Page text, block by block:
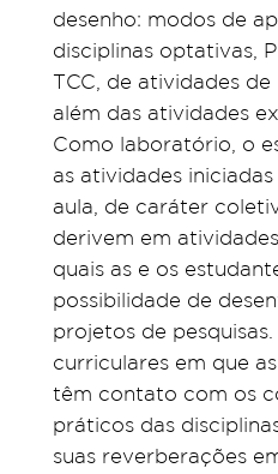
desenho: modos de
disciplinas optativas,
TCC, de atividades de
além das atividades
Como laboratório, o
as atividades
aula, de caráter
derivem em
quais as e os
possibilidade de
projetos de
curriculares em que
têm contato com os
práticos das
suas reverberações